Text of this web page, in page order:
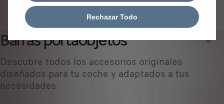
IDENTIFICAR VEHÍCULO
Barras portaobjetos 0
Descubre todos los accesorios originales
diseñados ​​para tu coche y adaptados a tus
necesidades.
Rechazar Todo